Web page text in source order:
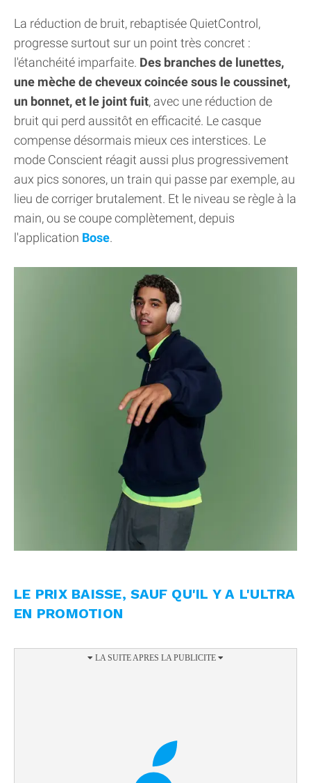
La réduction de bruit, rebaptisée QuietControl,
progresse surtout sur un point très concret :
l'étanchéité imparfaite. Des branches de lunettes,
une mèche de cheveux coincée sous le coussinet,
un bonnet, et le joint fuit, avec une réduction de
bruit qui perd aussitôt en efficacité. Le casque
compense désormais mieux ces interstices. Le
mode Conscient réagit aussi plus progressivement
aux pics sonores, un train qui passe par exemple, au
lieu de corriger brutalement. Et le niveau se règle à la
main, ou se coupe complètement, depuis
l'application Bose.
LE PRIX BAISSE, SAUF QU'IL Y A L'ULTRA
EN PROMOTION